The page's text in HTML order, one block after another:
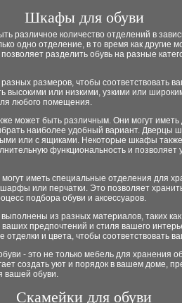
Шкафы для обуви
различное количество отделений в
одно отделение, в то время как другие
разделить обувь на разные
размеров, чтобы соответствовать
высокими или низкими, узкими или
любого помещения.
может быть различным. Они могут
наиболее удобный вариант. Дверцы
или с ящиками. Некоторые шкафы также
функциональность и позволяет
иметь специальные отделения для
шарфы или перчатки. Это позволяет
подбора обуви и аксессуаров.
из разных материалов, таких
предпочтений и стиля вашего
отделки и цвета, чтобы соответствовать
- это не только мебель для хранения
создать уют и порядок в вашем доме,
вашей обуви.
Скамейки для обуви